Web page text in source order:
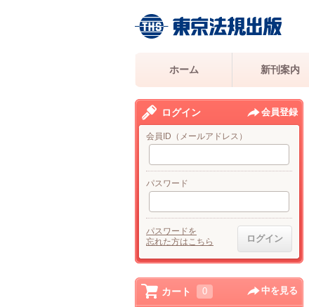
ホーム 新刊案内
ログイン 会員登録
会員ID（メールアドレス）
パスワード
パスワードを
忘れた方はこちら
カート 0 中を見る